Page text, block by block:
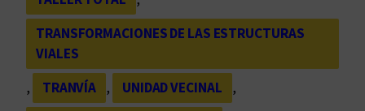
TRANSFORMACIONES DE LAS ESTRUCTURAS
VIALES
,
TRANVÍA , UNIDAD VECINAL
,